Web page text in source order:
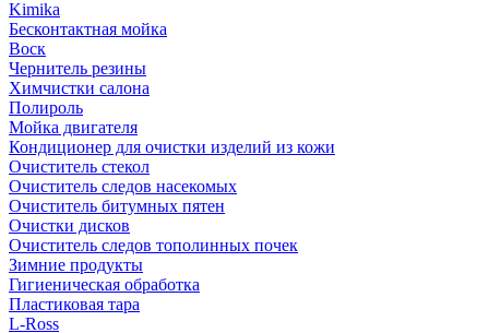
Kimika
Бесконтактная мойка
Воск
Чернитель резины
Химчистки салона
Полироль
Мойка двигателя
Кондиционер для очистки изделий из кожи
Очиститель стекол
Очиститель следов насекомых
Очиститель битумных пятен
Очистки дисков
Очиститель следов тополинных почек
Зимние продукты
Гигиеническая обработка
Пластиковая тара
L-Ross